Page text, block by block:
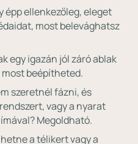
épp ellenkezőleg, eleget
most belevághatsz
egy igazán jól záró ablak
beépítheted.
szeretnél fázni, és
vagy a nyarat
Megoldható.
a télikert vagy a